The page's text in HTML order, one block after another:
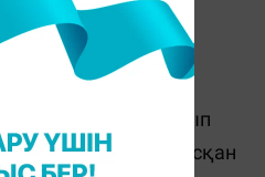
туралы
2-бөлігі бойынша -
жүру бөлiгiнде
өту немесе басып
сол сияқты ұйымдасқан